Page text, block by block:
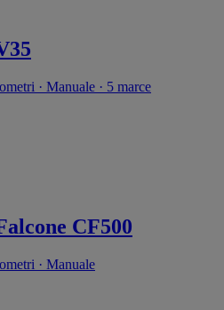
· Manuale · 5 marce
CF500
· Manuale